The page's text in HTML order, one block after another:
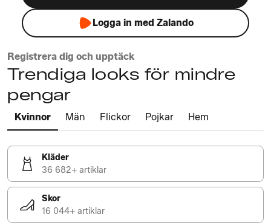
Logga in med Zalando
Registrera dig och upptäck
Trendiga looks för mindre
pengar
Kvinnor Män Flickor Pojkar Hem
Kläder
36 682+ artiklar
Skor
16 044+ artiklar